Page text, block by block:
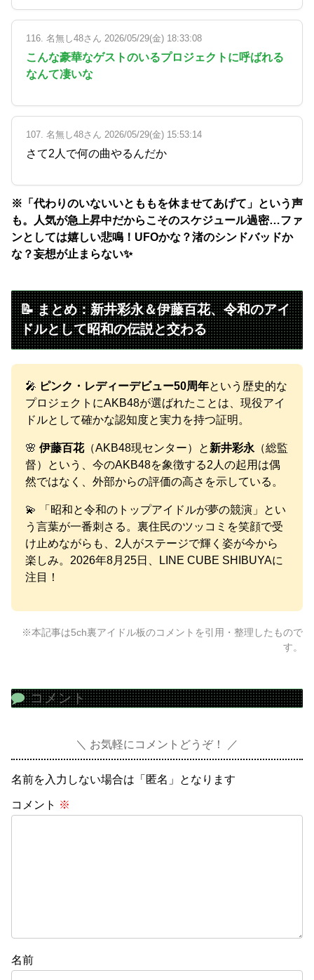
116. 名無し48さん 2026/05/29(金) 18:33:08
こんな豪華なゲストのいるプロジェクトに呼ばれる
なんて凄いな
107. 名無し48さん 2026/05/29(金) 15:53:14
さて2人で何の曲やるんだか
※「代わりのいないいとももを休ませてあげて」という声
も。人気が急上昇中だからこそのスケジュール過密…ファ
ンとしては嬉しい悲鳴！UFOかな？渚のシンドバッドか
な？妄想が止まらない✨
📝 まとめ：新井彩永＆伊藤百花、令和のアイ
ドルとして昭和の伝説と交わる
🎤 ピンク・レディーデビュー50周年という歴史的な
プロジェクトにAKB48が選ばれたことは、現役アイ
ドルとして確かな認知度と実力を持つ証明。
🌸 伊藤百花（AKB48現センター）と 新井彩永 （総監
督）という、今のAKB48を象徴する2人の起用は偶
然ではなく、外部からの評価の高さを示している。
💫 「昭和と令和のトップアイドルが夢の競演」とい
う言葉が一番刺さる。裏住民のツッコミを笑顔で受
け止めながらも、2人がステージで輝く姿が今から
楽しみ。2026年8月25日、LINE CUBE SHIBUYAに
注目！
※本記事は5ch裏アイドル板のコメントを引用・整理したもので
す。
コメント
お気軽にコメントどうぞ！
名前を入力しない場合は「匿名」となります
コメント ※
名前